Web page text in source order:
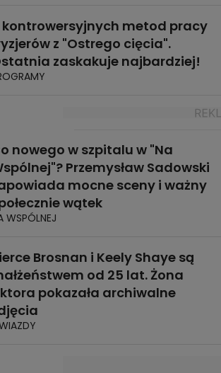
kontrowersyjnych metod pracy
z "Ostrego cięcia".
zaskakuje najbardziej!
nowego w szpitalu w "Na
Przemysław Sadowski
mocne sceny i ważny
wątek
WSPÓLNEJ
Brosnan i Keely Shaye są
od 25 lat. Żona
pokazała archiwalne